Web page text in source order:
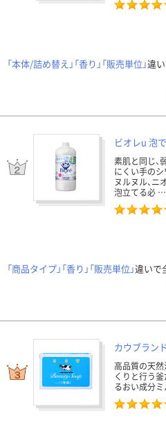
「本体/詰め替え」「香り」「販売単位」違
ビオレu 泡
素肌と同じ、
にくい手のシ
ヌルヌル、ニ
泡立てる必 …
「商品タイプ」「香り」「販売単位」違いで
カウブラン
高品質の天然
くりと行う
るおい成分ミ